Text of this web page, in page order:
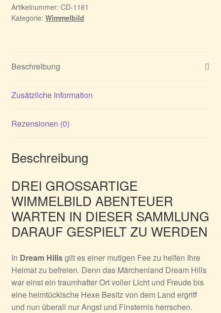
Menge
Artikelnummer: CD-1161
Kategorie: Wimmelbild
Beschreibung
Zusätzliche Information
Rezensionen (0)
Beschreibung
DREI GROSSARTIGE
WIMMELBILD ABENTEUER
WARTEN IN DIESER SAMMLUNG
DARAUF GESPIELT ZU WERDEN
In Dream Hillsgilt es einer mutigen Fee zu helfen Ihre
Heimat zu befreien. Denn das Märchenland Dream Hills
war einst ein traumhafter Ort voller Licht und Freude bis
eine heimtückische Hexe Besitz von dem Land ergriff
und nun überall nur Angst und Finsternis herrschen.